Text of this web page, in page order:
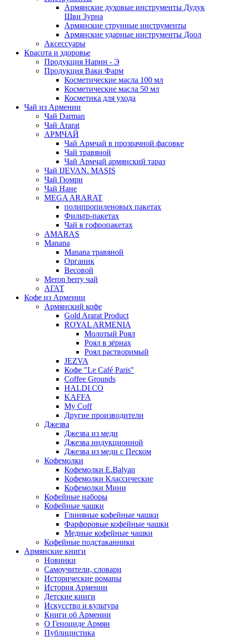
Армянские духовые инструменты Дудук
Шви Зурна
Армянские струнные инструменты
Армянские ударные инструменты Доол
Аксессуары
Красота и здоровье
Продукция Нарин - Э
Продукция Ваки Фарм
Косметические масла 100 мл
Косметические масла 50 мл
Косметика для ухода
Чай из Армении
Чай Darman
Чай Ararat
АРМЧАЙ
Чай Армчай в прозрачной фасовке
Чай травяной
Чай Армчай армянский тараз
Чай IJEVAN. MASIS
Чай Гюмри
Чай Нане
MEGA ARARAT
полипропиленовых пакетах
Фильтр-пакетах
Чай в гофропакетах
AMARAS
Manana
Manana травяной
Органик
Весовой
Meron berry чай
АГАТ
Кофе из Армении
Армянский кофе
Gold Ararat Product
ROYAL ARMENIA
Молотый Роял
Роял в зёрнах
Роял растворимый
JEZVA
Кофе "Le Café Paris"
Coffee Grounds
HALDI.CO
KAFFA
My Coff
Другие производители
Джезва
Джезва из меди
Джезва индукционной
Джезва из меди с Песком
Кофемолки
Кофемолки E.Balyan
Кофемолки Классические
Кофемолки Мини
Кофейные наборы
Кофейные чашки
Глиняные кофейные чашки
Фарфоровые кофейные чашки
Медные кофейные чашки
Кофейные подстаканники
Армянские книги
Новинки
Самоучители, словари
Исторические романы
История Армении
Детские книги
Иcкусство и культура
Книги об Армении
О Геноциде Армян
Публицистика